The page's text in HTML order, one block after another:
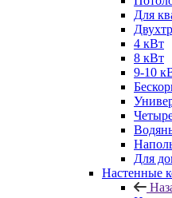
Для
4 кВт
8 кВт
9-10
Для
Настенные